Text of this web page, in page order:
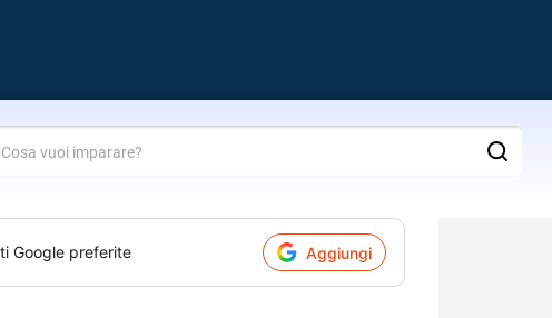
Google preferite Aggiungi